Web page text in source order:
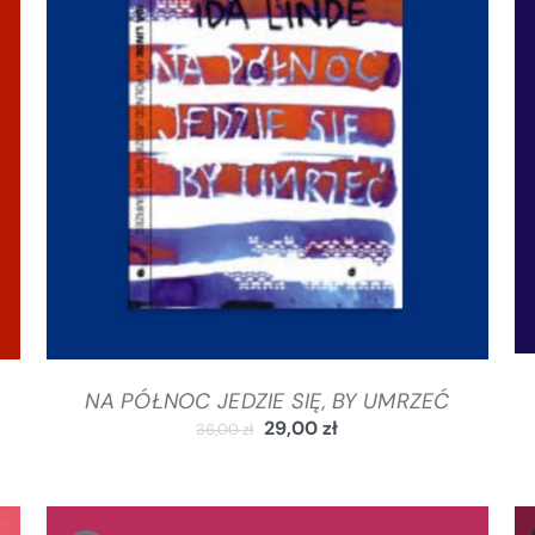
DODAJ DO KOSZYKA / SZCZEGÓŁY
NA PÓŁNOC JEDZIE SIĘ, BY UMRZEĆ
36,00zł 29,00zł